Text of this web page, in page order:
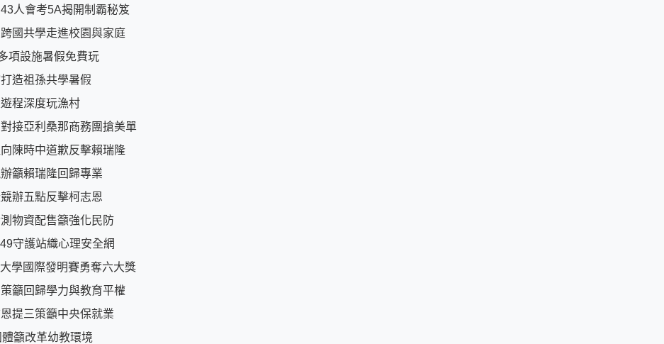
人會考5A揭開制霸秘笈
國共學走進校園與家庭
項設施暑假免費玩
造祖孫共學暑假
程深度玩漁村
接亞利桑那商務團搶美單
陳時中道歉反擊賴瑞隆
籲賴瑞隆回歸專業
辦五點反擊柯志恩
物資配售籲強化民防
守護站織心理安全網
學國際發明賽勇奪六大獎
籲回歸學力與教育平權
提三策籲中央保就業
籲改革幼教環境